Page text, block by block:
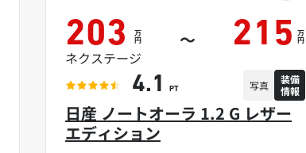
日産 ノートオーラ 1.2 G レザー
エディション
203 万
円 ～ 215 万
円
ネクステージ
4.1 PT 写真
装備
情報